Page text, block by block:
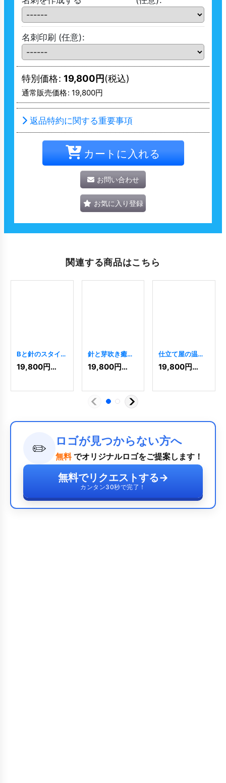
名刺印刷 (任意):
特別価格: 19,800円(税込)
通常販売価格: 19,800円
返品特約に関する重要事項
カートに入れる
お問い合わせ
お気に入り登録
関連する商品はこちら
Bと針のスタイリ
ッシュなロゴ
[2675]
19,800円(税込)
針と芽吹き癒や
しのロゴ [6922
19,800円(税込)
仕立て屋の温も
りを伝えるボタ
ンと針のロゴ
19,800円(税込)
✏️ ロゴが見つからない方へ
無料 でオリジナルロゴをご提案します！
無料でリクエストする→
カンタン30秒で完了！